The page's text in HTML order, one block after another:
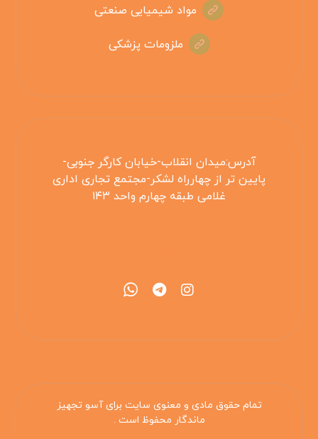
مواد شیمیایی صنعتی
ملزومات پزشکی
آدرس:میدان انقلاب-خیابان کارگر جنوبی-
پایین تر از چهارراه لشکر-مجتمع تجاری اداری
غلامی طبقه چهارم واحد ۱۴۳
تمام حقوق مادی و معنوی سایت برای آسو تجهیز
ماندگار محفوظ است .